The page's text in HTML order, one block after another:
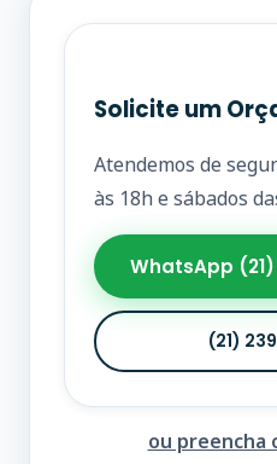
Solicite um
Atendemos de
às 18h e sábados
WhatsApp (21)
(21)
ou preencha